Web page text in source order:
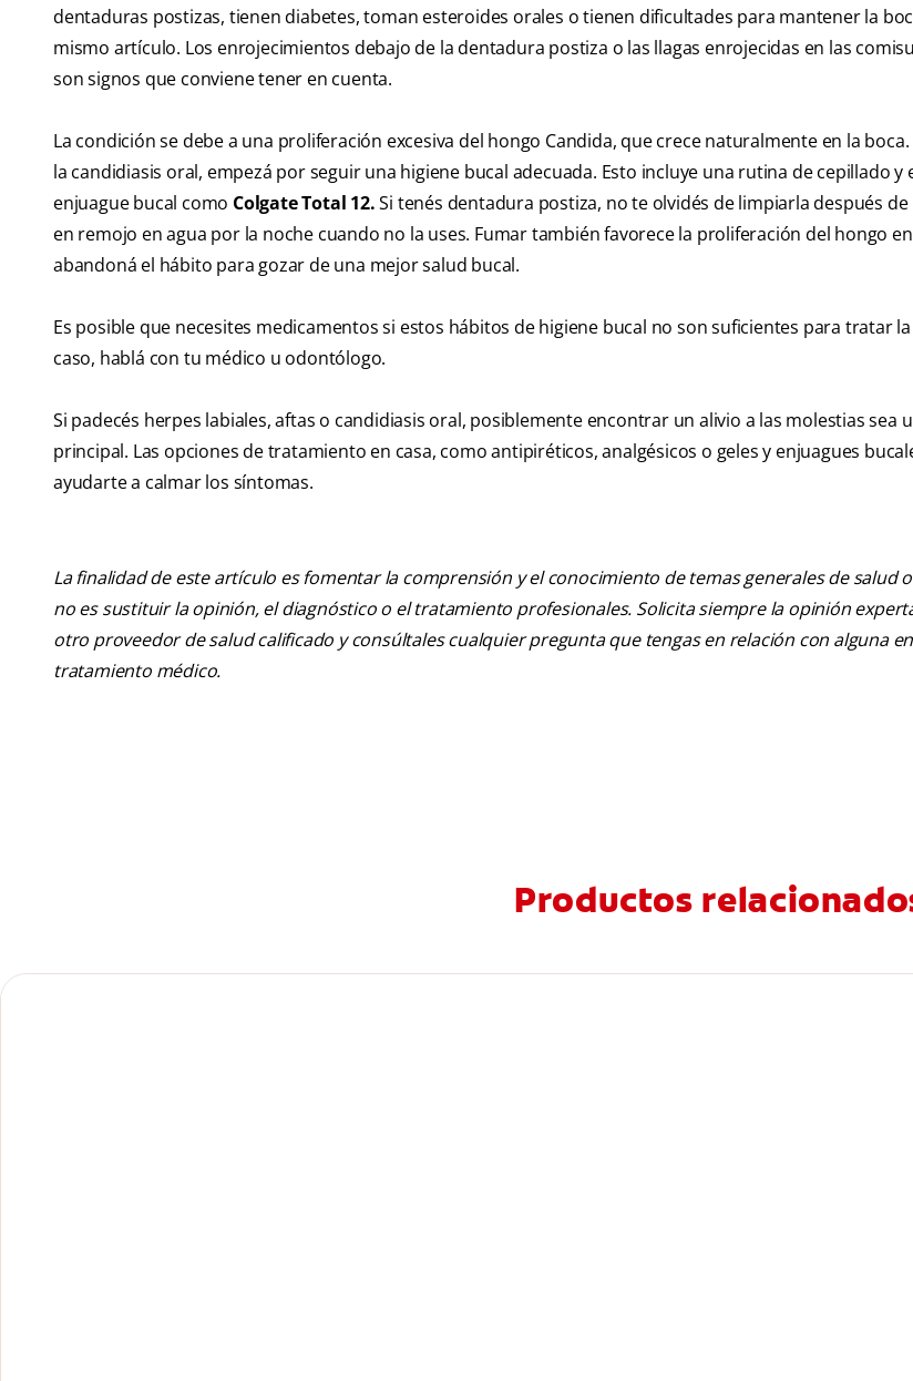
dentaduras postizas, tienen diabetes, toman esteroides orales o tienen dificultades para mantener la
mismo artículo. Los enrojecimientos debajo de la dentadura postiza o las llagas enrojecidas en las
son signos que conviene tener en cuenta.
La condición se debe a una proliferación excesiva del hongo Candida, que crece naturalmente en la
la candidiasis oral, empezá por seguir una higiene bucal adecuada. Esto incluye una rutina de cepillado y
enjuague bucal como Colgate Total 12.Si tenés dentadura postiza, no te olvidés de limpiarla después de
en remojo en agua por la noche cuando no la uses. Fumar también favorece la proliferación del hongo
abandoná el hábito para gozar de una mejor salud bucal.
Es posible que necesites medicamentos si estos hábitos de higiene bucal no son suficientes para tratar
caso, hablá con tu médico u odontólogo.
Si padecés herpes labiales, aftas o candidiasis oral, posiblemente encontrar un alivio a las molestias sea
principal. Las opciones de tratamiento en casa, como antipiréticos, analgésicos o geles y enjuagues
ayudarte a calmar los síntomas.
La finalidad de este artículo es fomentar la comprensión y el conocimiento de temas generales de salud
no es sustituir la opinión, el diagnóstico o el tratamiento profesionales. Solicita siempre la opinión
otro proveedor de salud calificado y consúltales cualquier pregunta que tengas en relación con alguna
tratamiento médico.
Productos